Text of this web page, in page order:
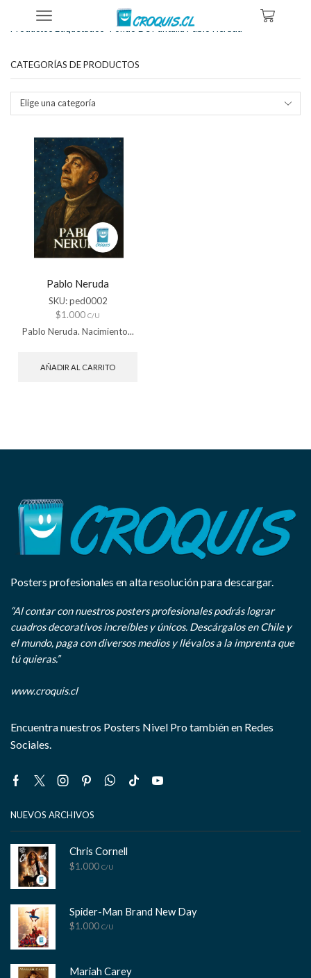
Tienda
Productos Etiquetados “fondo De Pantalla Pablo Neruda”
CATEGORÍAS DE PRODUCTOS
Elige una categoría
Pablo Neruda
SKU:ped0002
$1.000 C/U
Pablo Neruda. Nacimiento...
AÑADIR AL CARRITO
Posters profesionales en alta resolución para descargar.
“Al contar con nuestros posters profesionales podrás lograr
cuadros decorativos increíbles y únicos. Descárgalos en Chile y
el mundo, paga con diversos medios y llévalos a la imprenta que
tú quieras.”
www.croquis.cl
Encuentra nuestros Posters Nivel Pro también en Redes
Sociales.
Facebook
TwitterInstagram
PinterestWhatsapp
Tik- Youtube
NUEVOS ARCHIVOS
Chris Cornell
$1.000 C/U
Spider-Man Brand New Day
$1.000 C/U
Mariah Carey